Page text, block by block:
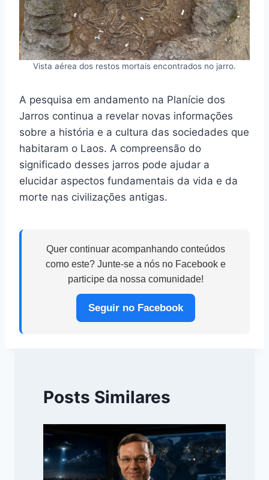
Vista aérea dos restos mortais encontrados no jarro.
A pesquisa em andamento na Planície dos
Jarros continua a revelar novas informações
sobre a história e a cultura das sociedades que
habitaram o Laos. A compreensão do
significado desses jarros pode ajudar a
elucidar aspectos fundamentais da vida e da
morte nas civilizações antigas.
Quer continuar acompanhando conteúdos
como este? Junte-se a nós no Facebook e
participe da nossa comunidade!
Seguir no Facebook
Posts Similares